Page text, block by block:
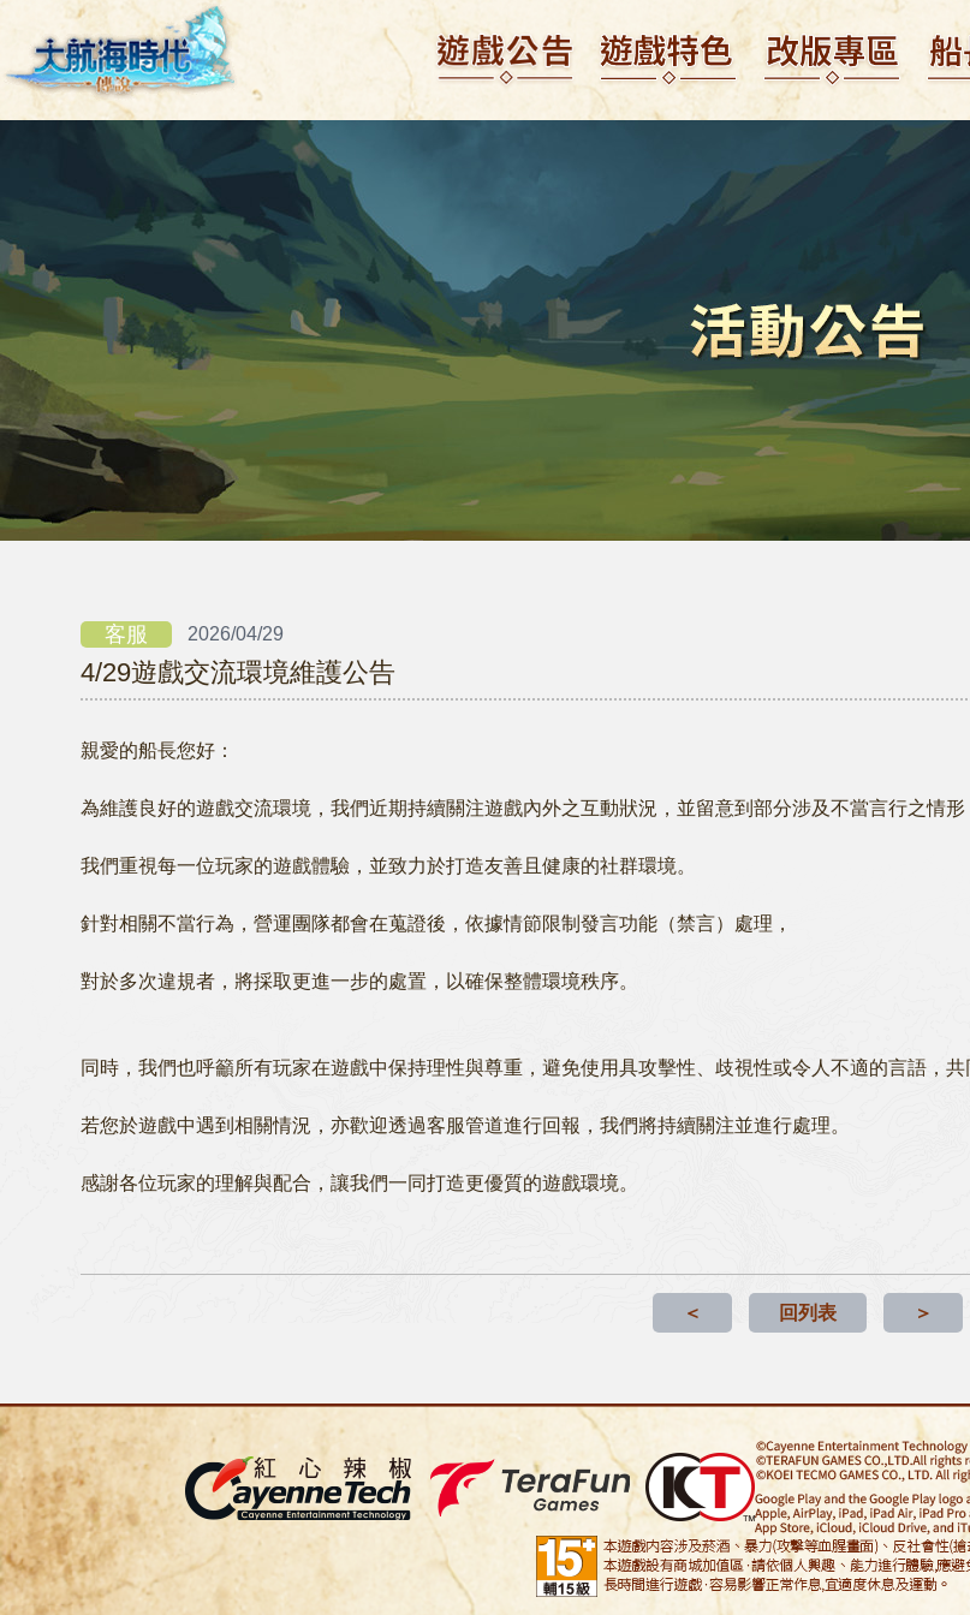
客服 2026/04/29
4/29遊戲交流環境維護公告
親愛的船長您好：
為維護良好的遊戲交流環境，我們近期持續關注遊戲內外之互動狀況，並留意到部分涉及不當言行之情形
我們重視每一位玩家的遊戲體驗，並致力於打造友善且健康的社群環境。
針對相關不當行為，營運團隊都會在蒐證後，依據情節限制發言功能（禁言）處理，
對於多次違規者，將採取更進一步的處置，以確保整體環境秩序。
同時，我們也呼籲所有玩家在遊戲中保持理性與尊重，避免使用具攻擊性、歧視性或令人不適的言語，共
若您於遊戲中遇到相關情況，亦歡迎透過客服管道進行回報，我們將持續關注並進行處理。
感謝各位玩家的理解與配合，讓我們一同打造更優質的遊戲環境。
＜ 回列表 ＞